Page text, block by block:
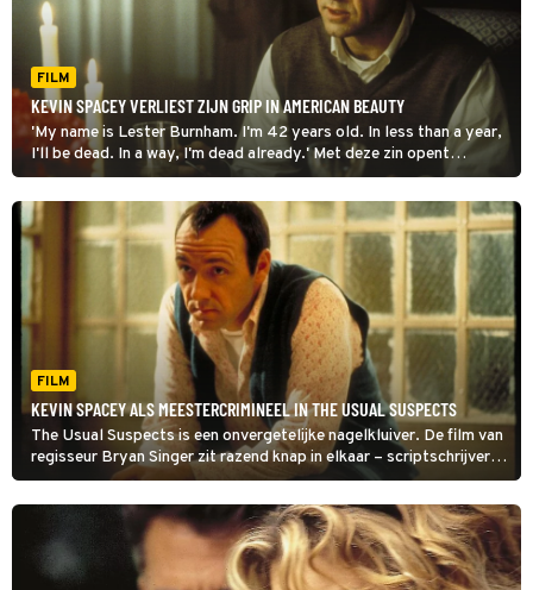
FILM
KEVIN SPACEY VERLIEST ZIJN GRIP IN AMERICAN BEAUTY
'My name is Lester Burnham. I'm 42 years old. In less than a year,
I'll be dead. In a way, I'm dead already.' Met deze zin opent
American Beauty.
FILM
KEVIN SPACEY ALS MEESTERCRIMINEEL IN THE USUAL SUSPECTS
The Usual Suspects is een onvergetelijke nagelkluiver. De film van
regisseur Bryan Singer zit razend knap in elkaar – scriptschrijver
McQuarrie verdiende er een Oscar mee. Ook Kevin Spacey
kreeg een Oscar voor zijn rol.